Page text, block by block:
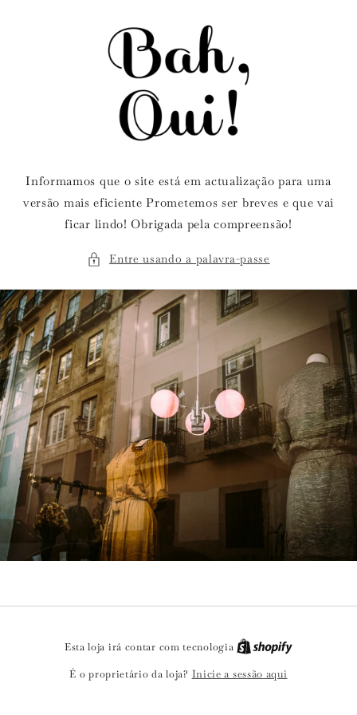
Informamos que o site está em actualização para uma
versão mais eficiente Prometemos ser breves e que vai
ficar lindo! Obrigada pela compreensão!
Entre usando a palavra-passe
Esta loja irá contar com tecnologia
É o proprietário da loja? Inicie a sessão aqui